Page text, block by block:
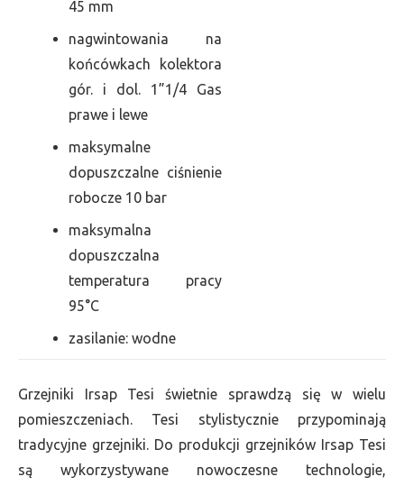
45 mm
nagwintowania na
końcówkach kolektora
gór. i dol. 1”1/4 Gas
prawe i lewe
maksymalne
dopuszczalne ciśnienie
robocze 10 bar
maksymalna
dopuszczalna
temperatura pracy
95°C
zasilanie: wodne
Grzejniki Irsap Tesi świetnie sprawdzą się w wielu
pomieszczeniach. Tesi stylistycznie przypominają
tradycyjne grzejniki. Do produkcji grzejników Irsap Tesi
są wykorzystywane nowoczesne technologie,